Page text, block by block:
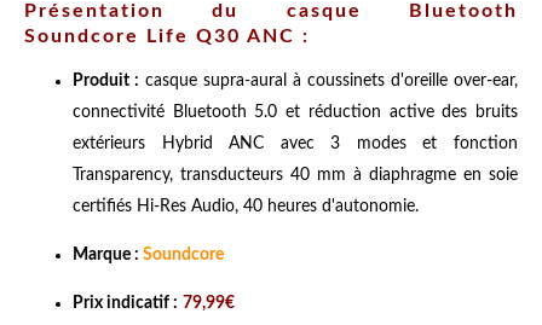
Présentation du casque Bluetooth
Soundcore Life Q30 ANC :
Produit : casque supra-aural à coussinets d'oreille over-ear,
connectivité Bluetooth 5.0 et réduction active des bruits
extérieurs Hybrid ANC avec 3 modes et fonction
Transparency, transducteurs 40 mm à diaphragme en soie
certifiés Hi-Res Audio, 40 heures d'autonomie.
Marque : Soundcore
Prix indicatif : 79,99€